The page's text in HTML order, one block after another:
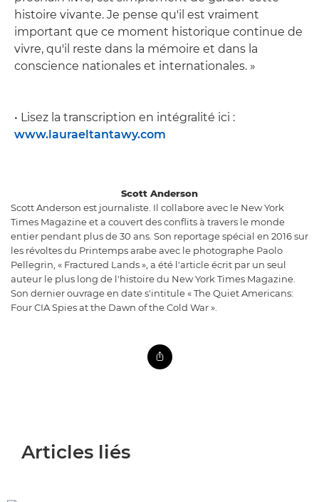
histoire vivante. Je pense qu'il est vraiment
important que ce moment historique continue de
vivre, qu'il reste dans la mémoire et dans la
conscience nationales et internationales. »
• Lisez la transcription en intégralité ici :
www.lauraeltantawy.com
Scott Anderson
Scott Anderson est journaliste. Il collabore avec le New York
Times Magazine et a couvert des conflits à travers le monde
entier pendant plus de 30 ans. Son reportage spécial en 2016 sur
les révoltes du Printemps arabe avec le photographe Paolo
Pellegrin, « Fractured Lands », a été l'article écrit par un seul
auteur le plus long de l'histoire du New York Times Magazine.
Son dernier ouvrage en date s'intitule « The Quiet Americans:
Four CIA Spies at the Dawn of the Cold War ».
Articles liés